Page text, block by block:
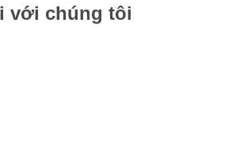
với chúng tôi